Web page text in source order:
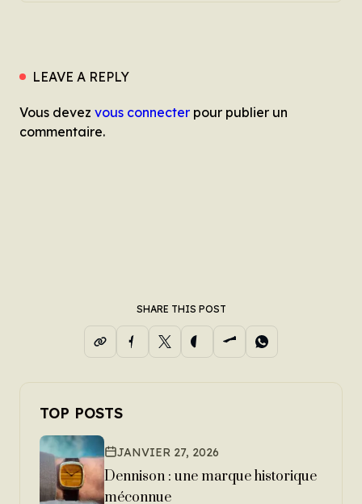
LEAVE A REPLY
Vous devez vous connecter pour publier un
commentaire.
SHARE THIS POST
TOP POSTS
JANVIER 27, 2026
Dennison : une marque historique
méconnue